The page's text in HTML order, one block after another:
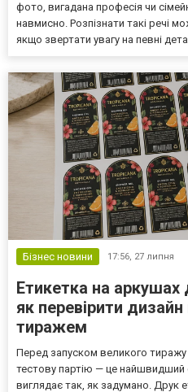
фото, вигадана професія чи
навмисно. Розпізнати такі речі
якщо звертати увагу на певні
Бізнес новини 17:56, 27 липня
Етикетка на аркушах
як перевірити
тиражем
Перед запуском великого
тестову партію — це найшвидший
виглядає так, як задумано. Друк